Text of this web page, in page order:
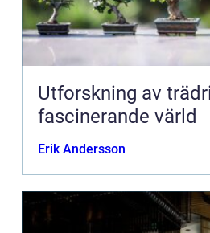
Utforskning av
fascinerande värld
Erik Andersson